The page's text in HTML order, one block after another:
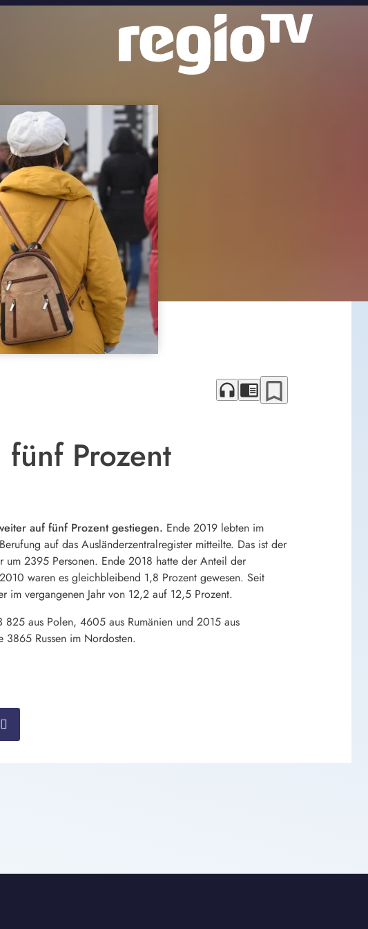
headphones chrome_reader_mode bookmark_border
Prozent
auf fünf Prozent gestiegen. Ende 2019 lebten im
auf das Ausländerzentralregister mitteilte. Das ist der
um 2395 Personen. Ende 2018 hatte der Anteil der
waren es gleichbleibend 1,8 Prozent gewesen. Seit
im vergangenen Jahr von 12,2 auf 12,5 Prozent.
825 aus Polen, 4605 aus Rumänien und 2015 aus
3865 Russen im Nordosten.